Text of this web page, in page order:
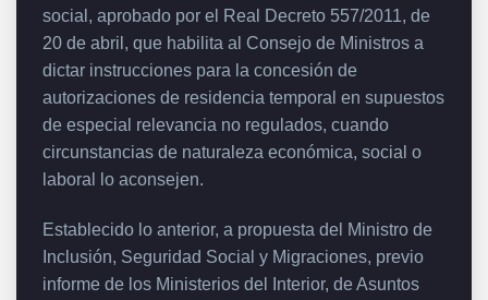
social, aprobado por el Real Decreto 557/2011, de
20 de abril, que habilita al Consejo de Ministros a
dictar instrucciones para la concesión de
autorizaciones de residencia temporal en supuestos
de especial relevancia no regulados, cuando
circunstancias de naturaleza económica, social o
laboral lo aconsejen.
Establecido lo anterior, a propuesta del Ministro de
Inclusión, Seguridad Social y Migraciones, previo
informe de los Ministerios del Interior, de Asuntos